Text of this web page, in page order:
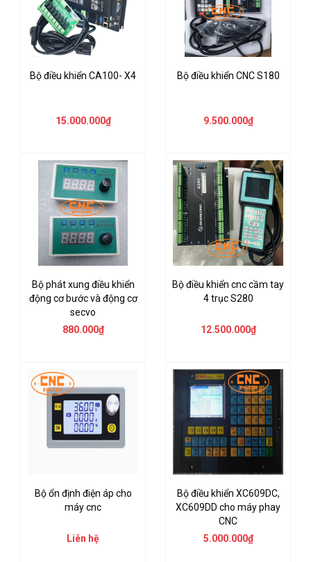
Bộ điều khiển CA100- X4
15.000.000₫
Bộ điều khiển CNC S180
9.500.000₫
Bộ phát xung điều khiển
động cơ bước và động cơ
secvo
880.000₫
Bộ điều khiển cnc cầm tay
4 trục S280
12.500.000₫
Bộ ổn định điện áp cho
máy cnc
Liên hệ
Bộ điều khiển XC609DC,
XC609DD cho máy phay
CNC
5.000.000₫